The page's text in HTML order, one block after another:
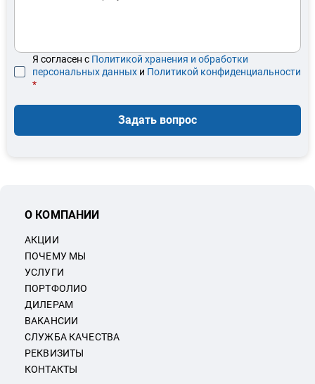
Я согласен с Политикой хранения и обработки
персональных данных и Политикой конфиденциальности
*
Задать вопрос
О КОМПАНИИ
АКЦИИ
ПОЧЕМУ МЫ
УСЛУГИ
ПОРТФОЛИО
ДИЛЕРАМ
ВАКАНСИИ
СЛУЖБА КАЧЕСТВА
РЕКВИЗИТЫ
КОНТАКТЫ